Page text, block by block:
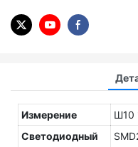
Измерение
Ш10
Светодиодный